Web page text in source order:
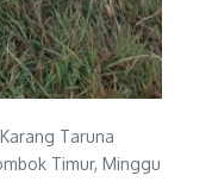
Taruna
Timur, Minggu